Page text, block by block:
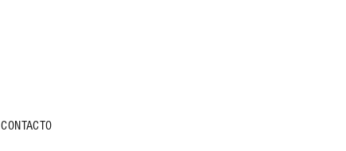
CONTACTO